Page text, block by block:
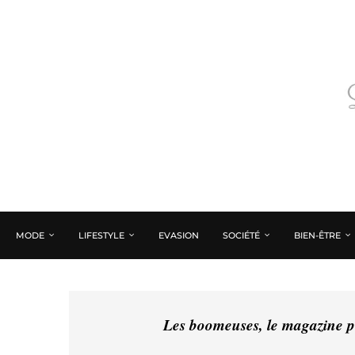
MODE LIFESTYLE EVASION SOCIÉTÉ BIEN-ÊTRE
Les boomeuses, le